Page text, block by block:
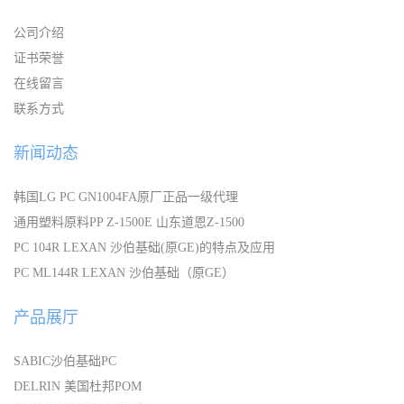
公司介绍
证书荣誉
在线留言
联系方式
新闻动态
韩国LG PC GN1004FA原厂正品一级代理
通用塑料原料PP Z-1500E 山东道恩Z-1500
PC 104R LEXAN 沙伯基础(原GE)的特点及应用
PC ML144R LEXAN 沙伯基础（原GE）
产品展厅
SABIC沙伯基础PC
DELRIN 美国杜邦POM